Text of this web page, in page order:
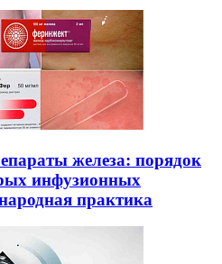
железа: порядок
инфузионных
практика